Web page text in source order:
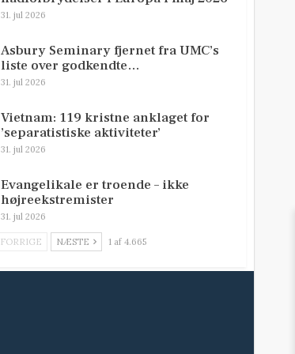
31. jul 2026
Asbury Seminary fjernet fra UMC’s
liste over godkendte…
31. jul 2026
Vietnam: 119 kristne anklaget for
’separatistiske aktiviteter’
31. jul 2026
Evangelikale er troende – ikke
højreekstremister
31. jul 2026
FORRIGE NÆSTE 1 af 4.665